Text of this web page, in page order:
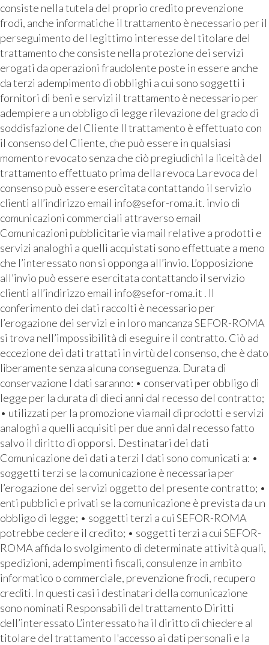
consiste nella tutela del proprio credito prevenzione
frodi, anche informatiche il trattamento è necessario per il
perseguimento del legittimo interesse del titolare del
trattamento che consiste nella protezione dei servizi
erogati da operazioni fraudolente poste in essere anche
da terzi adempimento di obblighi a cui sono soggetti i
fornitori di beni e servizi il trattamento è necessario per
adempiere a un obbligo di legge rilevazione del grado di
soddisfazione del Cliente Il trattamento è effettuato con
il consenso del Cliente, che può essere in qualsiasi
momento revocato senza che ciò pregiudichi la liceità del
trattamento effettuato prima della revoca La revoca del
consenso può essere esercitata contattando il servizio
clienti all’indirizzo email info@sefor-roma.it. invio di
comunicazioni commerciali attraverso email
Comunicazioni pubblicitarie via mail relative a prodotti e
servizi analoghi a quelli acquistati sono effettuate a meno
che l’interessato non si opponga all’invio. L’opposizione
all’invio può essere esercitata contattando il servizio
clienti all’indirizzo email info@sefor-roma.it . Il
conferimento dei dati raccolti è necessario per
l’erogazione dei servizi e in loro mancanza SEFOR-ROMA
si trova nell’impossibilità di eseguire il contratto. Ciò ad
eccezione dei dati trattati in virtù del consenso, che è dato
liberamente senza alcuna conseguenza. Durata di
conservazione I dati saranno: • conservati per obbligo di
legge per la durata di dieci anni dal recesso del contratto;
• utilizzati per la promozione via mail di prodotti e servizi
analoghi a quelli acquisiti per due anni dal recesso fatto
salvo il diritto di opporsi. Destinatari dei dati
Comunicazione dei dati a terzi I dati sono comunicati a: •
soggetti terzi se la comunicazione è necessaria per
l’erogazione dei servizi oggetto del presente contratto; •
enti pubblici e privati se la comunicazione è prevista da un
obbligo di legge; • soggetti terzi a cui SEFOR-ROMA
potrebbe cedere il credito; • soggetti terzi a cui SEFOR-
ROMA affida lo svolgimento di determinate attività quali,
spedizioni, adempimenti fiscali, consulenze in ambito
informatico o commerciale, prevenzione frodi, recupero
crediti. In questi casi i destinatari della comunicazione
sono nominati Responsabili del trattamento Diritti
dell’interessato L’interessato ha il diritto di chiedere al
titolare del trattamento l'accesso ai dati personali e la